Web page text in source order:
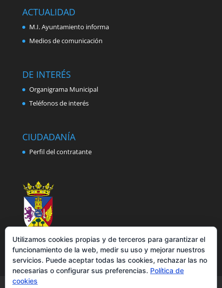
ACTUALIDAD
M.I. Ayuntamiento informa
Medios de comunicación
DE INTERÉS
Organigrama Municipal
Teléfonos de interés
CIUDADANÍA
Perfil del contratante
Utilizamos cookies propias y de terceros para garantizar el
funcionamiento de la web, medir su uso y mejorar nuestros
servicios. Puede aceptar todas las cookies, rechazar las no
necesarias o configurar sus preferencias. Política de
cookies